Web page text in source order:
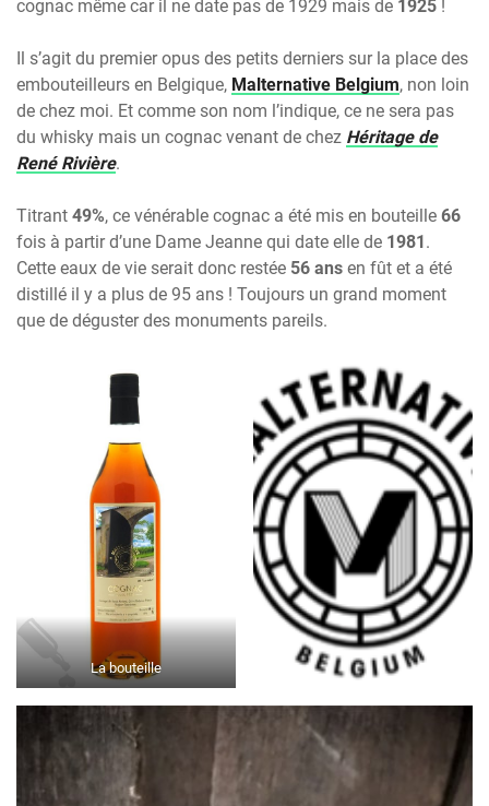
cognac même car il ne date pas de 1929 mais de 1925 !
Il s’agit du premier opus des petits derniers sur la place des
embouteilleurs en Belgique, Malternative Belgium, non loin
de chez moi. Et comme son nom l’indique, ce ne sera pas
du whisky mais un cognac venant de chez Héritage de
René Rivière.
Titrant 49%, ce vénérable cognac a été mis en bouteille 66
fois à partir d’une Dame Jeanne qui date elle de 1981.
Cette eaux de vie serait donc restée 56 ans en fût et a été
distillé il y a plus de 95 ans ! Toujours un grand moment
que de déguster des monuments pareils.
La bouteille